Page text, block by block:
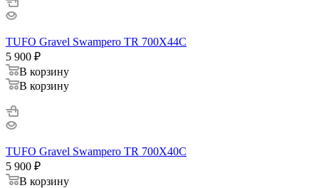
TUFO Gravel Swampero TR 700X44C
5 900 ₽
В корзину
В корзину
TUFO Gravel Swampero TR 700X40C
5 900 ₽
В корзину